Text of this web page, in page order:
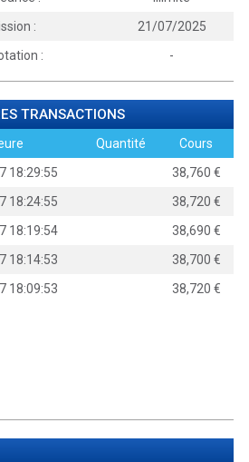
:
21/07/2025
:
-
TRANSACTIONS
Quantité
Cours
18:29:55
38,760
18:24:55
38,720
18:19:54
38,690
18:14:53
38,700
18:09:53
38,720